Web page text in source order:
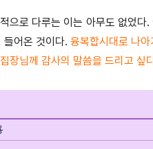
으로 다루는 이는 아무도 없었다
들어온 것이다.융복합시대로 나
장님께 감사의 말씀을 드리고 싶